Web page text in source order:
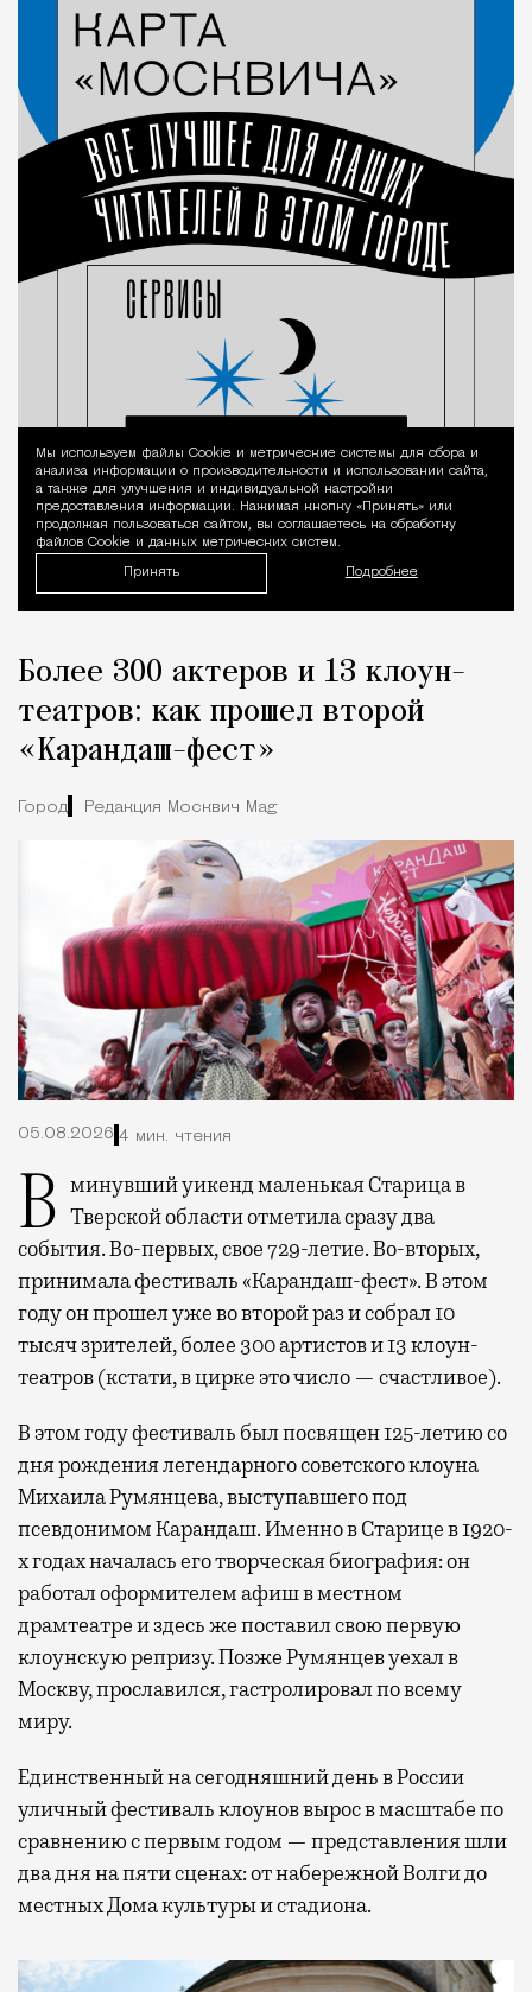
Уведомление
Мы используем файлы Сookie и метрические системы для сбора и
анализа информации о производительности и использовании сайта,
а также для улучшения и индивидуальной настройки
предоставления информации. Нажимая кнопку «Принять» или
продолжая пользоваться сайтом, вы соглашаетесь на обработку
файлов Cookie и данных метрических систем.
Принять Подробнее
Более 300 актеров и 13 клоун-
театров: как прошел второй
«Карандаш-фест»
Город Редакция Москвич Mag
05.08.2026 4 мин. чтения
В минувший уикенд маленькая Старица в Тверской области отметила сразу два
события. Во-первых, свое 729-летие. Во-вторых,
принимала фестиваль «Карандаш-фест». В этом
году он прошел уже во второй раз и собрал 10
тысяч зрителей, более 300 артистов и 13 клоун-
театров (кстати, в цирке это число — счастливое).
В этом году фестиваль был посвящен 125-летию со
дня рождения легендарного советского клоуна
Михаила Румянцева, выступавшего под
псевдонимом Карандаш. Именно в Старице в 1920-
х годах началась его творческая биография: он
работал оформителем афиш в местном
драмтеатре и здесь же поставил свою первую
клоунскую репризу. Позже Румянцев уехал в
Москву, прославился, гастролировал по всему
миру.
Единственный на сегодняшний день в России
уличный фестиваль клоунов вырос в масштабе по
сравнению с первым годом — представления шли
два дня на пяти сценах: от набережной Волги до
местных Дома культуры и стадиона.